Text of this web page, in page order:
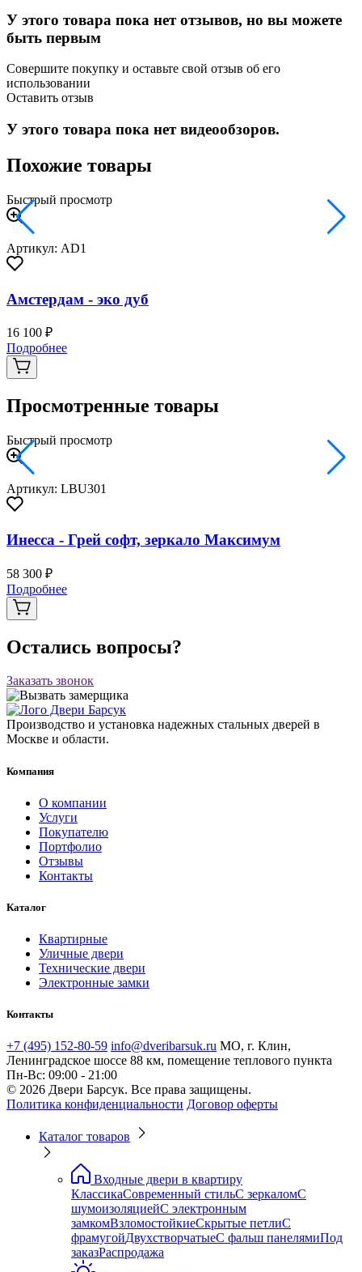
У этого товара пока нет отзывов, но вы можете
быть первым
Совершите покупку и оставьте свой отзыв об его
использовании
Оставить отзыв
У этого товара пока нет видеообзоров.
Похожие товары
Быстрый просмотр
Артикул: AD1
Амстердам - эко дуб
16 100 ₽
Подробнее
Просмотренные товары
Быстрый просмотр
Артикул: LBU301
Инесса - Грей софт, зеркало Максимум
58 300 ₽
Подробнее
Остались вопросы?
Заказать звонок
Производство и установка надежных стальных дверей в
Москве и области.
Компания
О компании
Услуги
Покупателю
Портфолио
Отзывы
Контакты
Каталог
Квартирные
Уличные двери
Технические двери
Электронные замки
Контакты
+7 (495) 152-80-59 info@dveribarsuk.ru МО, г. Клин,
Ленинградское шоссе 88 км, помещение теплового пункта
Пн-Вс: 09:00 - 21:00
© 2026 Двери Барсук. Все права защищены.
Политика конфиденциальности Договор оферты
Каталог товаров
Входные двери в квартиру
КлассикаСовременный стильС зеркаломС
шумоизоляциейС электронным
замкомВзломостойкиеСкрытые петлиС
фрамугойДвухстворчатыеС фальш панелямиПод
заказРаспродажа